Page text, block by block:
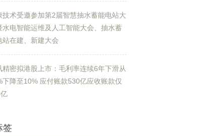
技术受邀参加第2届智慧抽水蓄能电站大
水电智能运维及人工智能大会、抽水蓄
站在建、新建大会
精密拟港股上市：毛利率连续6年下滑从
下降至10% 应付账款530亿应收账款仅
签